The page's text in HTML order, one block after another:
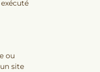
ou
site